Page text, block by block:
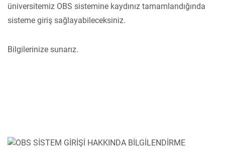
üniversitemiz OBS sistemine kaydınız tamamlandığında
sisteme giriş sağlayabileceksiniz.
Bilgilerinize sunarız.